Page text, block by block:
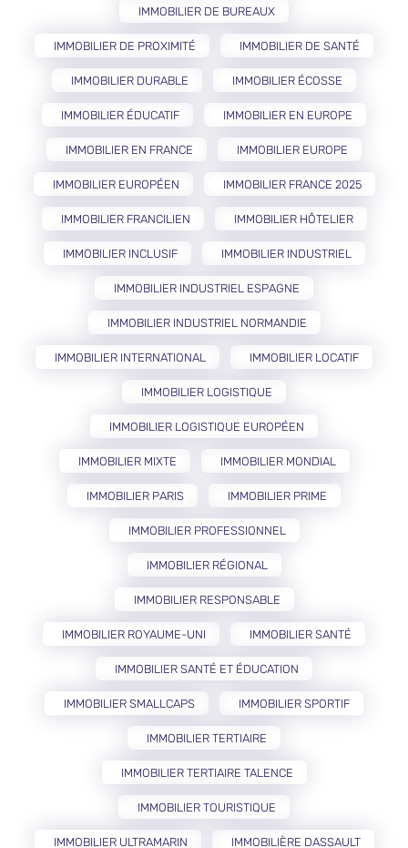
IMMOBILIER DE BUREAUX
IMMOBILIER DE PROXIMITÉ IMMOBILIER DE SANTÉ
IMMOBILIER DURABLE IMMOBILIER ÉCOSSE
IMMOBILIER ÉDUCATIF IMMOBILIER EN EUROPE
IMMOBILIER EN FRANCE IMMOBILIER EUROPE
IMMOBILIER EUROPÉEN IMMOBILIER FRANCE 2025
IMMOBILIER FRANCILIEN IMMOBILIER HÔTELIER
IMMOBILIER INCLUSIF IMMOBILIER INDUSTRIEL
IMMOBILIER INDUSTRIEL ESPAGNE
IMMOBILIER INDUSTRIEL NORMANDIE
IMMOBILIER INTERNATIONAL IMMOBILIER LOCATIF
IMMOBILIER LOGISTIQUE
IMMOBILIER LOGISTIQUE EUROPÉEN
IMMOBILIER MIXTE IMMOBILIER MONDIAL
IMMOBILIER PARIS IMMOBILIER PRIME
IMMOBILIER PROFESSIONNEL
IMMOBILIER RÉGIONAL
IMMOBILIER RESPONSABLE
IMMOBILIER ROYAUME-UNI IMMOBILIER SANTÉ
IMMOBILIER SANTÉ ET ÉDUCATION
IMMOBILIER SMALLCAPS IMMOBILIER SPORTIF
IMMOBILIER TERTIAIRE
IMMOBILIER TERTIAIRE TALENCE
IMMOBILIER TOURISTIQUE
IMMOBILIER ULTRAMARIN IMMOBILIÈRE DASSAULT